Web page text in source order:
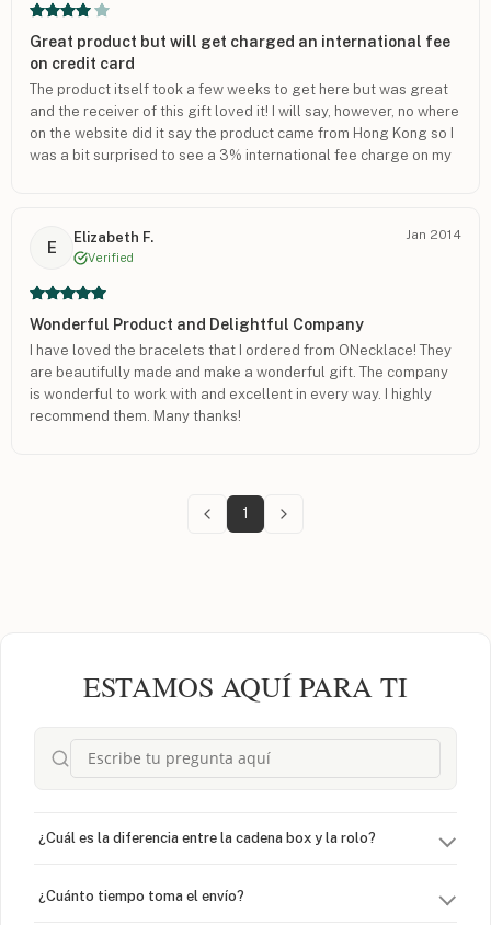
Great product but will get charged an international fee
on credit card
The product itself took a few weeks to get here but was great
and the receiver of this gift loved it! I will say, however, no where
on the website did it say the product came from Hong Kong so I
was a bit surprised to see a 3% international fee charge on my
E
Elizabeth F.
Verified
Jan 2014
Wonderful Product and Delightful Company
I have loved the bracelets that I ordered from ONecklace! They
are beautifully made and make a wonderful gift. The company
is wonderful to work with and excellent in every way. I highly
recommend them. Many thanks!
1
ESTAMOS AQUÍ PARA TI
¿Cuál es la diferencia entre la cadena box y la rolo?
¿Cuánto tiempo toma el envío?